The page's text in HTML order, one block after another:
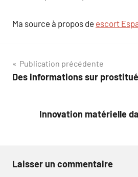
Ma source à propos de escort
Navigation
de
Publication précédente
Des informations sur
Innovation matérielle
Laisser un commentaire